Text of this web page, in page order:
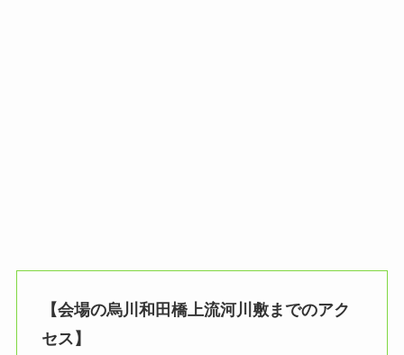
【会場の烏川和田橋上流河川敷までのアク
セス】